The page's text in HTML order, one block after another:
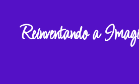
Reinventando a